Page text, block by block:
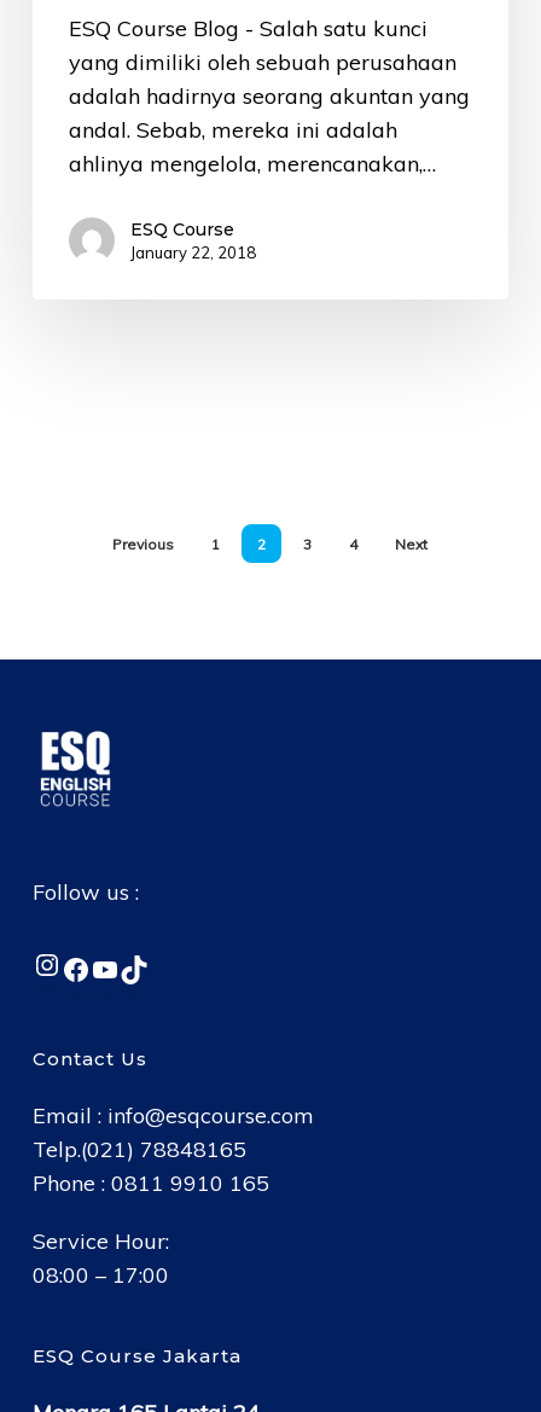
ESQ Course Blog - Salah satu kunci
yang dimiliki oleh sebuah perusahaan
adalah hadirnya seorang akuntan yang
andal. Sebab, mereka ini adalah
ahlinya mengelola, merencanakan,…
ESQ Course
January 22, 2018
Previous 1 2 3 4 Next
Follow us :
Instagram
Facebook
YouTube
TikTok
Contact Us
Email : info@esqcourse.com
Telp.(021) 78848165
Phone : 0811 9910 165
Service Hour:
08:00 – 17:00
ESQ Course Jakarta